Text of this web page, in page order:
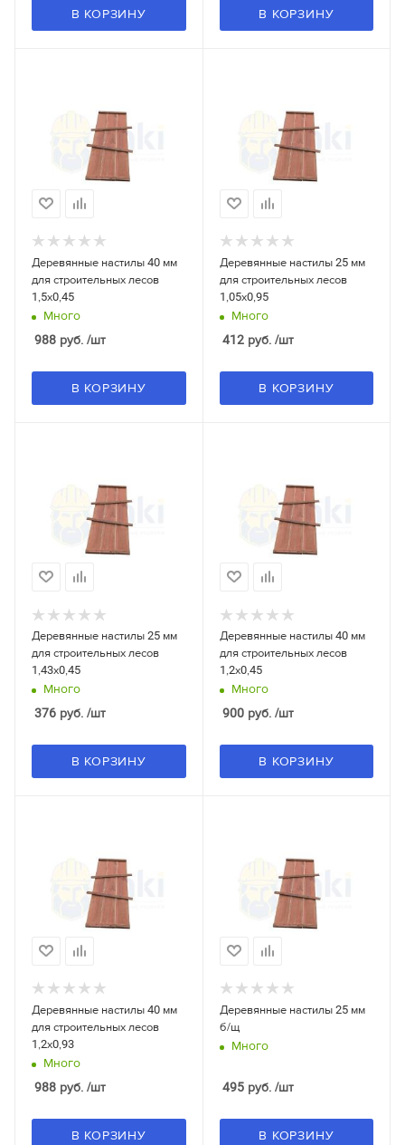
В КОРЗИНУ В КОРЗИНУ
Деревянные настилы 40 мм
для строительных лесов
1,5x0,45
Много
988 руб. /шт
В КОРЗИНУ
Деревянные настилы 25 мм
для строительных лесов
1,05x0,95
Много
412руб. /шт
В КОРЗИНУ
Деревянные настилы 25 мм
для строительных лесов
1,43x0,45
Много
376 руб. /шт
В КОРЗИНУ
Деревянные настилы 40 мм
для строительных лесов
1,2x0,45
Много
900руб. /шт
В КОРЗИНУ
Деревянные настилы 40 мм
для строительных лесов
1,2x0,93
Много
988 руб. /шт
В КОРЗИНУ
Деревянные настилы 25 мм
б/щ
Много
495руб. /шт
В КОРЗИНУ